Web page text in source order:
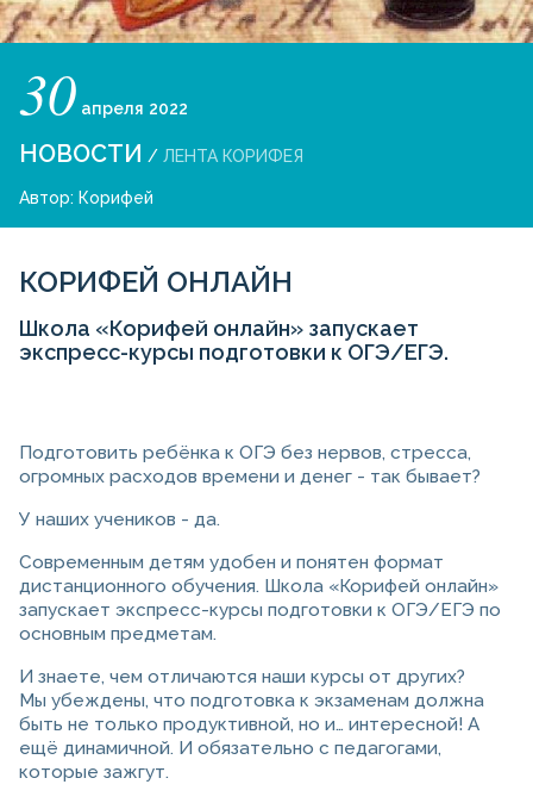
30 апреля 2022
НОВОСТИ / ЛЕНТА КОРИФЕЯ
Автор: Корифей
КОРИФЕЙ ОНЛАЙН
Школа «Корифей онлайн» запускает
экспресс-курсы подготовки к ОГЭ/ЕГЭ.
Подготовить ребёнка к ОГЭ без нервов, стресса,
огромных расходов времени и денег - так бывает?
У наших учеников - да.
Современным детям удобен и понятен формат
дистанционного обучения. Школа «Корифей онлайн»
запускает экспресс-курсы подготовки к ОГЭ/ЕГЭ по
основным предметам.
И знаете, чем отличаются наши курсы от других?
Мы убеждены, что подготовка к экзаменам должна
быть не только продуктивной, но и… интересной! А
ещё динамичной. И обязательно с педагогами,
которые зажгут.